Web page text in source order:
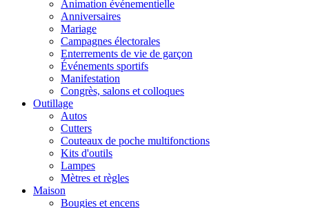
Animation événementielle
Anniversaires
Mariage
Campagnes électorales
Enterrements de vie de garçon
Événements sportifs
Manifestation
Congrès, salons et colloques
Outillage
Autos
Cutters
Couteaux de poche multifonctions
Kits d'outils
Lampes
Mètres et règles
Maison
Bougies et encens